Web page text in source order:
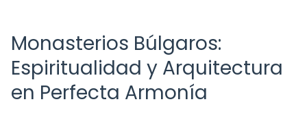
Monasterios Búlgaros:
Espiritualidad y Arquitectura
en Perfecta Armonía